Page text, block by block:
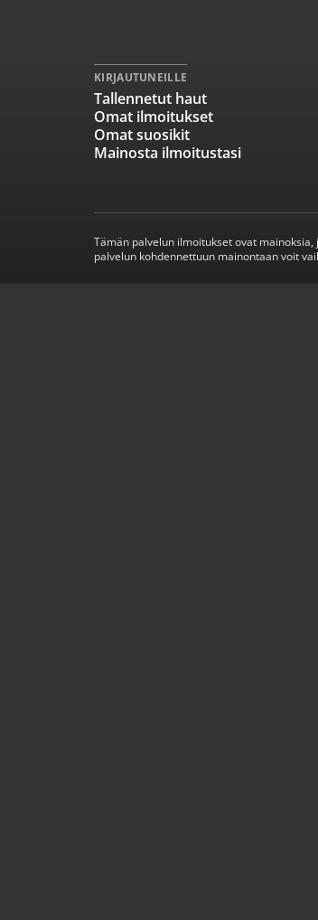
KIRJAUTUNEILLE
Tallennetut haut
Omat ilmoitukset
Omat suosikit
Mainosta ilmoitustasi
Tämän palvelun ilmoitukset ovat
palvelun kohdennettuun mainontaan voit